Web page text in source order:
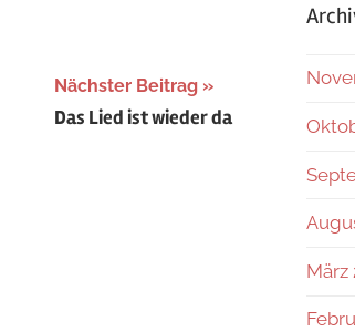
Nächster Beitrag
Das Lied ist wieder da
März